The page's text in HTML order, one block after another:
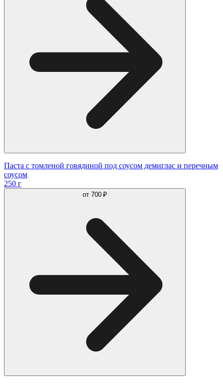
Паста с томленой говядиной под соусом демиглас и перечным
соусом
250 г
от 700 ₽